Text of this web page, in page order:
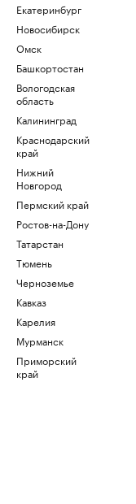
Екатеринбург
Новосибирск
Омск
Башкортостан
Вологодская
область
Калининград
Краснодарский
край
Нижний
Новгород
Пермский край
Ростов-на-Дону
Татарстан
Тюмень
Черноземье
Кавказ
Карелия
Мурманск
Приморский
край